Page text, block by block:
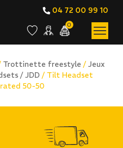
04 72 00 99 10
0
Trottinette freestyle / Jeux
/ JDD / Tilt Headset
50-50